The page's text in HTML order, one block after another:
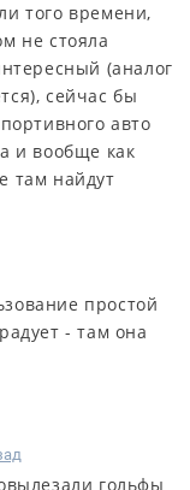
того времени,
не стояла
(аналог
сейчас бы
авто
и вообще как
там найдут
простой
- там она
гольфы